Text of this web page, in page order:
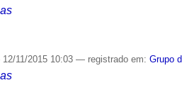
12/11/2015 10:03— registrado em:Grupo